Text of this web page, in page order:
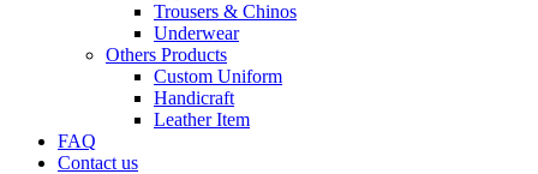
Trousers & Chinos
Underwear
Others Products
Custom Uniform
Handicraft
Leather Item
FAQ
Contact us